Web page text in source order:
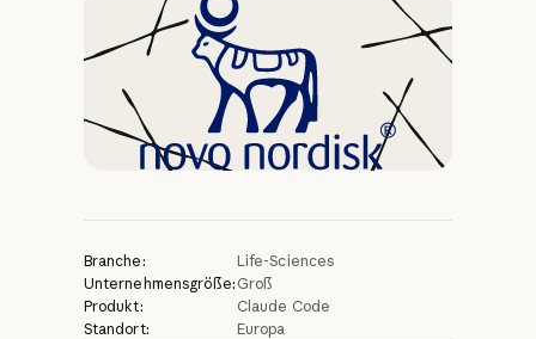
Branche:
Life-Sciences
Unternehmensgröße: Groß
Produkt:
Claude Code
Standort:
Europa